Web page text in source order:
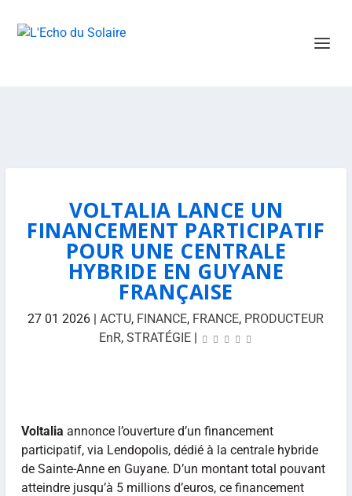
VOLTALIA LANCE UN
FINANCEMENT PARTICIPATIF
POUR UNE CENTRALE
HYBRIDE EN GUYANE
FRANÇAISE
27 01 2026 |ACTU, FINANCE, FRANCE, PRODUCTEUR
EnR,STRATÉGIE |
Voltalia annonce l’ouverture d’un financement
participatif, via Lendopolis, dédié à la centrale hybride
de Sainte-Anne en Guyane. D’un montant total pouvant
atteindre jusqu’à 5 millions d’euros, ce financement